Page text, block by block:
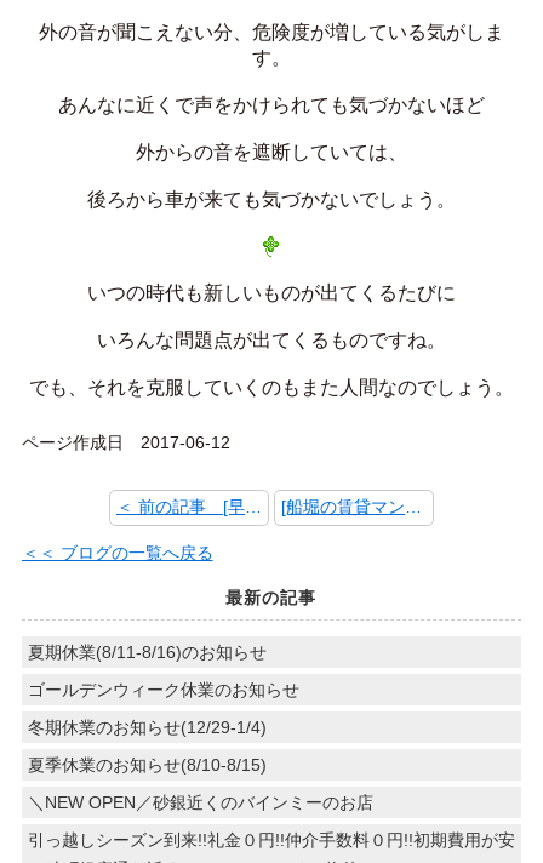
外の音が聞こえない分、危険度が増している気がしま
す。
あんなに近くで声をかけられても気づかないほど
外からの音を遮断していては、
後ろから車が来ても気づかないでしょう。
いつの時代も新しいものが出てくるたびに
いろんな問題点が出てくるものですね。
でも、それを克服していくのもまた人間なのでしょう。
ページ作成日 2017-06-12
＜ 前の記事 [早起きの理由]
＜＜ ブログの一覧へ戻る
最新の記事
夏期休業(8/11-8/16)のお知らせ
ゴールデンウィーク休業のお知らせ
冬期休業のお知らせ(12/29-1/4)
夏季休業のお知らせ(8/10-8/15)
＼NEW OPEN／砂銀近くのバインミーのお店
引っ越しシーズン到来!!礼金０円!!仲介手数料０円!!初期費用が安